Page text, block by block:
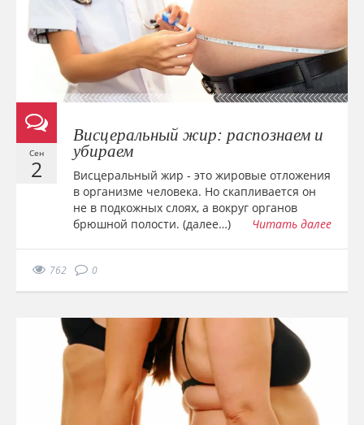
Сен
2
Висцеральный жир: распознаем и
убираем
Висцеральный жир - это жировые отложения
в организме человека. Но скапливается он
не в подкожных слоях, а вокруг органов
брюшной полости. (далее…)
Читать далее
762 0